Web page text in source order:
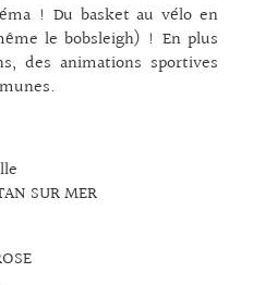
! Du basket au vélo en
le bobsleigh) ! En plus
des animations sportives
SUR MER